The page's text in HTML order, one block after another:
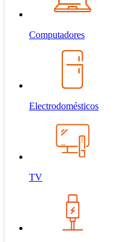
Computadores
Electrodomésticos
TV